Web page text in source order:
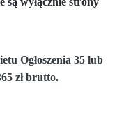
Ogłoszenia 35 lub
zł brutto.